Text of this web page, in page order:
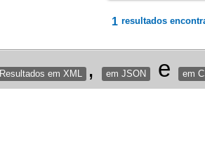
1 resultados
Resultados em XML , em JSON e em